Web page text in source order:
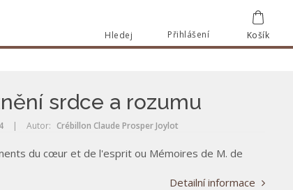
Košík
Přihlášení
Hledej
srdce a rozumu
| Autor: Crébillon Claude Prosper Joylot
du cœur et de l'esprit ou Mémoires de M. de
Detailní informace